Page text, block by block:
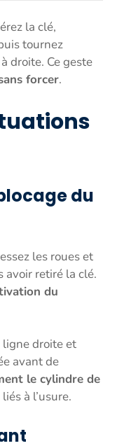
la clé,
tournez
droite. Ce geste
forcer.
du
les roues et
avoir retiré la clé.
du
droite et
avant de
le cylindre de
à l’usure.